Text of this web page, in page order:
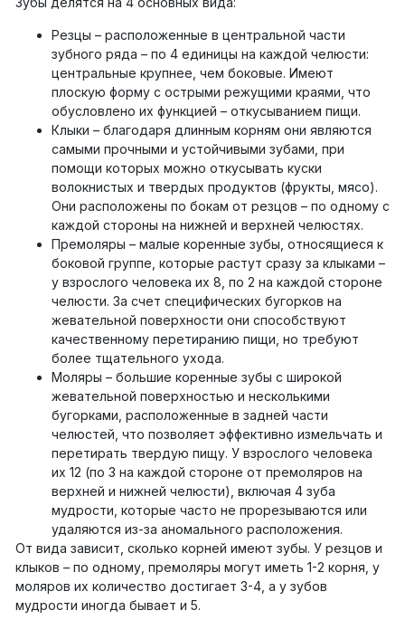
Резцы – расположенные в центральной части
зубного ряда – по 4 единицы на каждой челюсти:
центральные крупнее, чем боковые. Имеют
плоскую форму с острыми режущими краями, что
обусловлено их функцией – откусыванием пищи.
Клыки – благодаря длинным корням они являются
самыми прочными и устойчивыми зубами, при
помощи которых можно откусывать куски
волокнистых и твердых продуктов (фрукты, мясо).
Они расположены по бокам от резцов – по одному с
каждой стороны на нижней и верхней челюстях.
Премоляры – малые коренные зубы, относящиеся к
боковой группе, которые растут сразу за клыками –
у взрослого человека их 8, по 2 на каждой стороне
челюсти. За счет специфических бугорков на
жевательной поверхности они способствуют
качественному перетиранию пищи, но требуют
более тщательного ухода.
Моляры – большие коренные зубы с широкой
жевательной поверхностью и несколькими
бугорками, расположенные в задней части
челюстей, что позволяет эффективно измельчать и
перетирать твердую пищу. У взрослого человека
их 12 (по 3 на каждой стороне от премоляров на
верхней и нижней челюсти), включая 4 зуба
мудрости, которые часто не прорезываются или
удаляются из-за аномального расположения.
От вида зависит, сколько корней имеют зубы. У резцов и
клыков – по одному, премоляры могут иметь 1-2 корня, у
моляров их количество достигает 3-4, а у зубов
мудрости иногда бывает и 5.